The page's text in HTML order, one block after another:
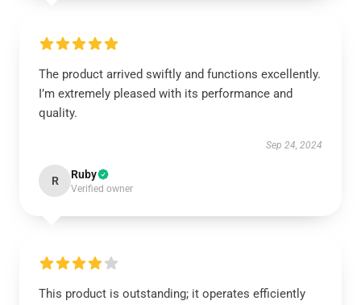
The product arrived swiftly and functions excellently.
I’m extremely pleased with its performance and
quality.
Sep 24, 2024
R Ruby
Verified owner
This product is outstanding; it operates efficiently